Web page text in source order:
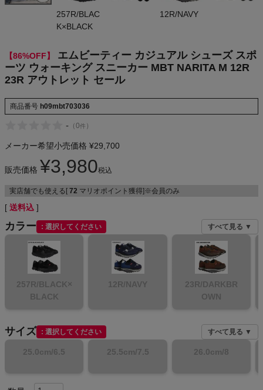
メンズカジュアルウェア
メンズスポーツウェア
レディーススポーツウェア
スポーツシューズ
キャンプ・フェス
257R/BLAC
K×BLACK
12R/NAVY
【86%OFF】
エムビーティー カジュアル シューズ スポ
ーツ ウォーキング スニーカー MBT NARITA M 12R
23R アウトレット セール
商品番号 h09mbt703036
- （0件 ）
メーカー希望小売価格 ¥29,700
販売価格 ¥3,980税込
実店舗でも使える[ 72 マリオポイント獲得]※会員のみ
送料込
カラー 選択してください すべて見る ▼
257R/BLACK×
BLACK
12R/NAVY
23R/DARKBR
OWN
サイズ 選択してください すべて見る ▼
25.0cm/6.5 25.5cm/7.5 26.0cm/8